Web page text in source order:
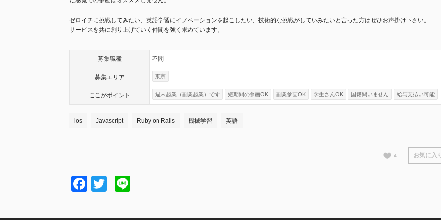
ゼロイチに挑戦してみたい、英語学習にイノベーションを起こしたい、技術的な挑戦がしていみたいと言った方はぜひお声掛け下さい。
サービスを共に創り上げていく仲間を強く求めています。
募集職種 不問
募集エリア 東京
ここがポイント 週末起業（副業起業）です 短期間の参画OK 副業参画OK 学生さんOK 国籍問いません 給与支払い可能
ios Javascript Ruby on Rails 機械学習 英語
4 お気に入
Facebook
Twitter